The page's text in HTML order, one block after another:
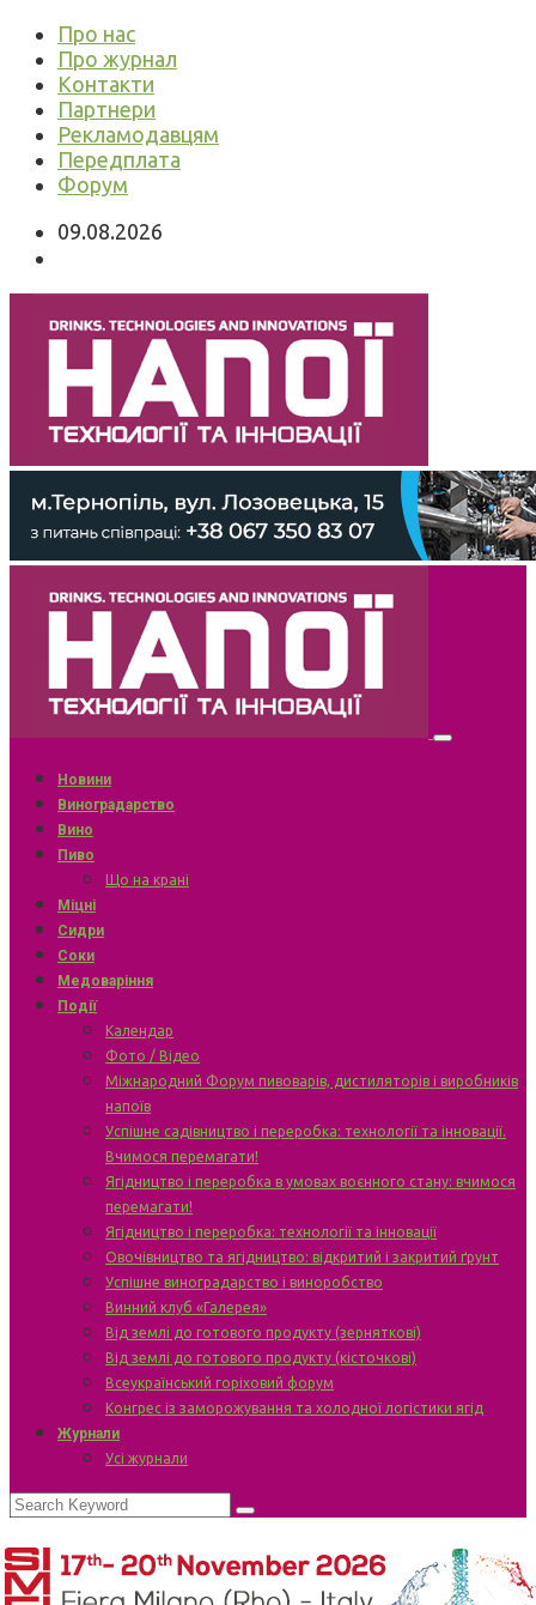
Про нас
Про журнал
Контакти
Партнери
Рекламодавцям
Передплата
Форум
09.08.2026
Новини
Виноградарство
Вино
Пиво
Що на крані
Міцні
Сидри
Соки
Медоваріння
Події
Календар
Фото / Відео
Міжнародний Форум пивоварів, дистиляторів і виробників
напоїв
Успішне садівництво і переробка: технології та інновації.
Вчимося перемагати!
Ягідництво і переробка в умовах воєнного стану: вчимося
перемагати!
Ягідництво і переробка: технології та інновації
Овочівництво та ягідництво: відкритий і закритий ґрунт
Успішне виноградарство і виноробство
Винний клуб «Галерея»
Від землі до готового продукту (зерняткові)
Від землі до готового продукту (кісточкові)
Всеукраїнський горіховий форум
Конгрес із заморожування та холодної логістики ягід
Журнали
Усі журнали